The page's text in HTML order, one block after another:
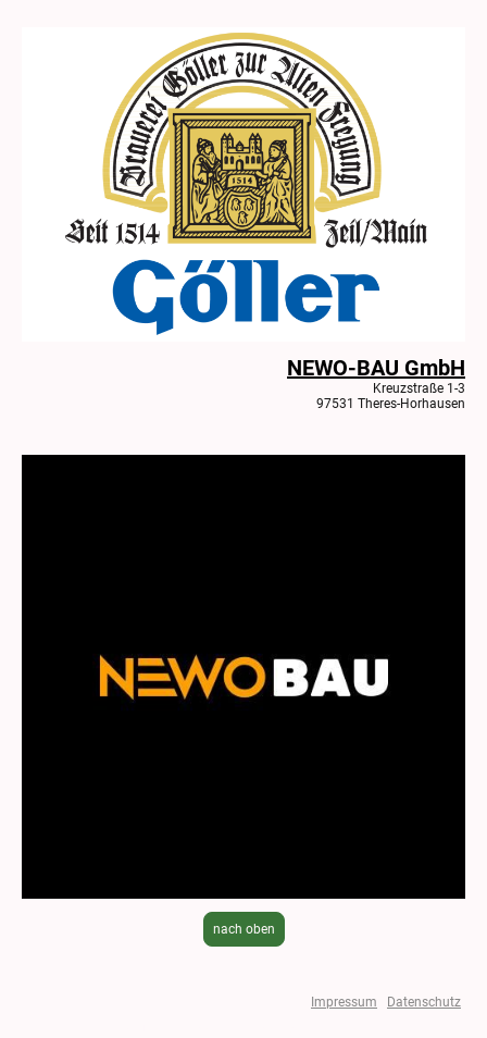
NEWO-BAU GmbH
Kreuzstraße 1-3
97531 Theres-Horhausen
nach oben
Impressum
Datenschutz